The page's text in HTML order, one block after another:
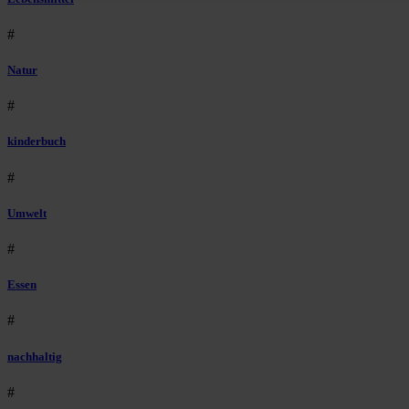
#
Natur
#
kinderbuch
#
Umwelt
#
Essen
#
nachhaltig
#